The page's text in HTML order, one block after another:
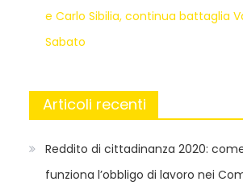
e Carlo Sibilia, continua battaglia
Sabato
Articoli recenti
Reddito di cittadinanza 2020:
funziona l’obbligo di lavoro nei